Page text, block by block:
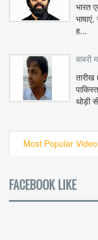
भारत
ह...
बाबरी
थोड़ी
Most Popular
FACEBOOK LIKE